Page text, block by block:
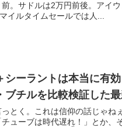
。サドルは2万円前後。アイ
イルタイムセールでは人...
シーラントは本当に有
ブチルを比較検証した
っとく。これは信仰の話じゃね
ューブは時代遅れ！」とか、